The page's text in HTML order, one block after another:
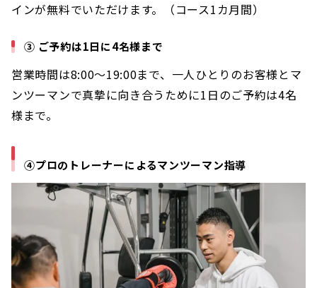
インが無料でいただけます。（コース1カ月間）
③ ご予約は1日に4名様まで
営業時間は8:00〜19:00まで、一人ひとりのお客様とマ
ンツーマンで真摯に向き合うために1日のご予約は4名
様まで。
④プロのトレーナーによるマンツーマン指導